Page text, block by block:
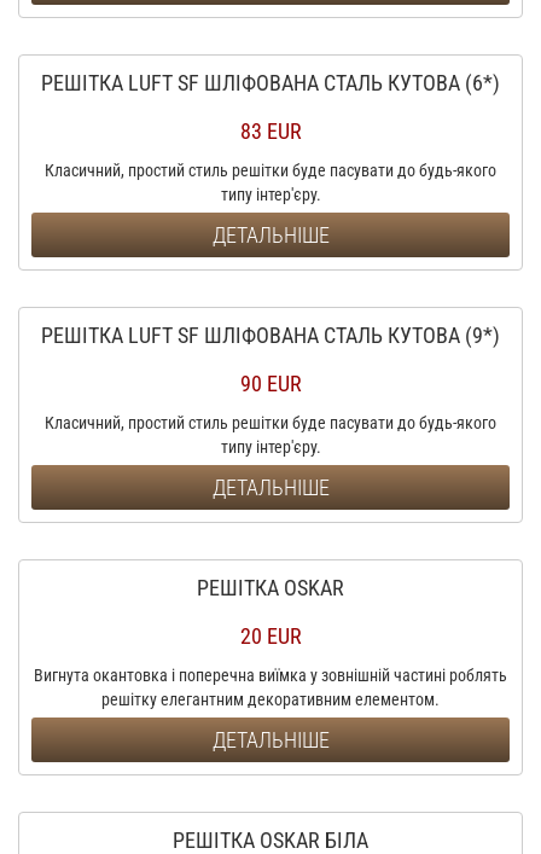
РЕШІТКА LUFT SF ШЛІФОВАНА СТАЛЬ КУТОВА (6*)
83 EUR
Класичний, простий стиль решітки буде пасувати до будь-якого
типу інтер'єру.
ДЕТАЛЬНІШЕ
РЕШІТКА LUFT SF ШЛІФОВАНА СТАЛЬ КУТОВА (9*)
90 EUR
Класичний, простий стиль решітки буде пасувати до будь-якого
типу інтер'єру.
ДЕТАЛЬНІШЕ
РЕШІТКА OSKAR
20 EUR
Вигнута окантовка і поперечна виїмка у зовнішній частині роблять
решітку елегантним декоративним елементом.
ДЕТАЛЬНІШЕ
РЕШІТКА OSKAR БІЛА